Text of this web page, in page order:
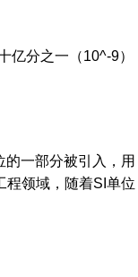
亿分之一（10^-9）
一部分被引入，用
程领域，随着SI单位